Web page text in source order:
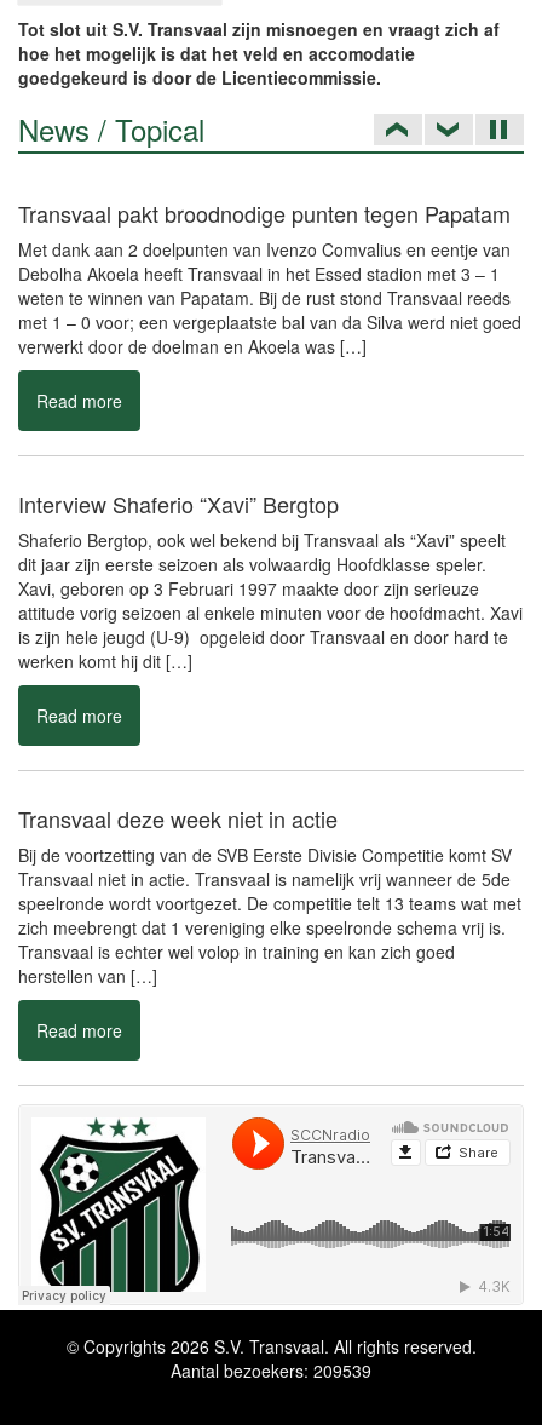
Tot slot uit S.V. Transvaal zijn misnoegen en vraagt zich af
hoe het mogelijk is dat het veld en accomodatie
goedgekeurd is door de Licentiecommissie.
News / Topical
Transvaal pakt broodnodige punten tegen Papatam
weten te winnen van Papatam. Bij de rust stond Transvaal reeds
met 1 – 0 voor; een vergeplaatste bal van da Silva werd niet goed
verwerkt door de doelman en Akoela was […]
Read more
Interview Shaferio “Xavi” Bergtop
Shaferio Bergtop, ook wel bekend bij Transvaal als “Xavi” speelt
Xavi, geboren op 3 Februari 1997 maakte door zijn serieuze
attitude vorig seizoen al enkele minuten voor de hoofdmacht. Xavi
is zijn hele jeugd (U-9) opgeleid door Transvaal en door hard te
werken komt hij dit […]
Read more
Transvaal deze week niet in actie
Bij de voortzetting van de SVB Eerste Divisie Competitie komt SV
speelronde wordt voortgezet. De competitie telt 13 teams wat met
zich meebrengt dat 1 vereniging elke speelronde schema vrij is.
Transvaal is echter wel volop in training en kan zich goed
herstellen van […]
Read more
Ongelukkig eigen doelpunt leidt nederlaag Transvaal
in
Vandaag kwam S.V. Transvaal voor de 4de keer van het seizoen
uit; van tegenstander P.V.V. werd echter met 1 – 2 verloren. In de
1ste helft was Transvaal vanaf het 1ste fluitsignaal behoorlijk
aggressief op de bal; er werd flink naar voren gespeeld waardoor
de tegenstander erg moeilijk tot voetballen kwam. De 1ste kans
van […]
Read more
© Copyrights 2026 S.V. Transvaal. All rights reserved.
Aantal bezoekers: 209539